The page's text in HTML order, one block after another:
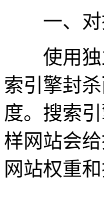
一、对
使用独立
索引擎封
度。搜索
样网站会
网站权重